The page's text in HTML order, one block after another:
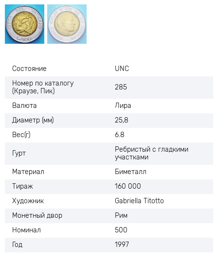
Состояние
UNC
Номер по каталогу
(Краузе, Пик)
285
Валюта
Лира
Диаметр (мм)
25,8
Вес(г)
6.8
Гурт
Ребристый с гладкими
участками
Материал
Биметалл
Тираж
160 000
Художник
Gabriella Titotto
Монетный двор
Рим
Номинал
500
Год
1997